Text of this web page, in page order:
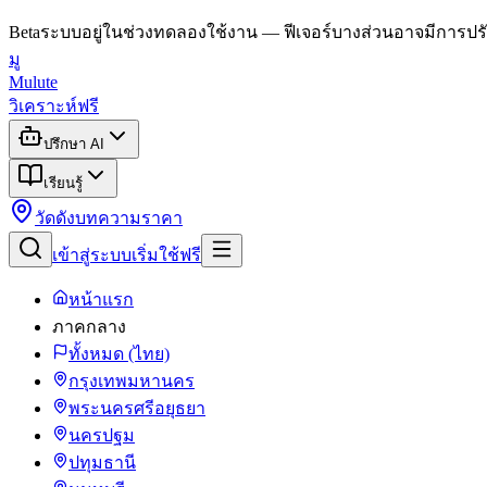
Betaระบบอยู่ในช่วงทดลองใช้งาน — ฟีเจอร์บางส่วนอาจมีการป
มู
Mulute
วิเคราะห์ฟรี
ปรึกษา AI
เรียนรู้
วัดดังบทความราคา
เข้าสู่ระบบเริ่มใช้ฟรี
หน้าแรก
ภาคกลาง
ทั้งหมด (ไทย)
กรุงเทพมหานคร
พระนครศรีอยุธยา
นครปฐม
ปทุมธานี